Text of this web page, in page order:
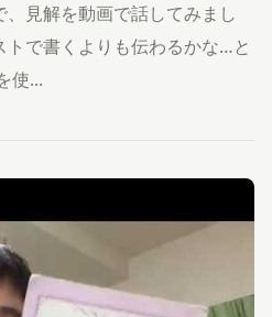
見解を動画で話してみまし
で書くよりも伝わるかな…と
使...